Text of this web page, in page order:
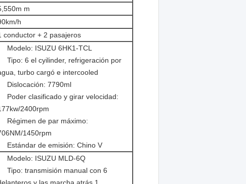
m
h
conductor + 2 pasajeros
Modelo: ISUZU 6HK1-TCL
Tipo: 6 el cyilinder, refrigeración por
turbo cargó e intercooled
Dislocación: 7790ml
Poder clasificado y girar velocidad:
2400rpm
Régimen de par máximo:
1450rpm
Estándar de emisión: Chino V
Modelo: ISUZU MLD-6Q
Tipo: transmisión manual con 6